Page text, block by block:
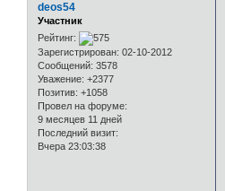
deos54
Участник
Рейтинг:
Зарегистрирован: 02-10-2012
Сообщений: 3578
Уважение: +2377
Позитив: +1058
Провел на форуме:
9 месяцев 11 дней
Последний визит:
Вчера 23:03:38